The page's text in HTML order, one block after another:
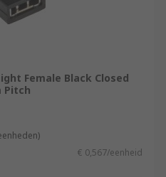
Female Black Closed
Pitch
€ 0,567/eenheid